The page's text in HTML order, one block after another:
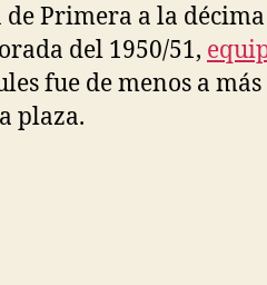
Primera a la
del 1950/51,
fue de menos a
plaza.